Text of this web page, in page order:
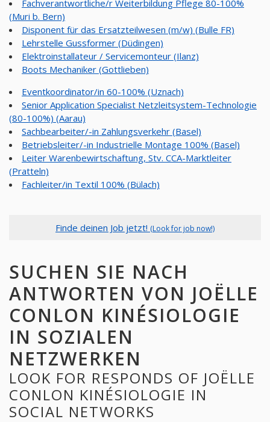
Fachverantwortliche/r Weiterbildung Pflege 80-100%
(Muri b. Bern)
Disponent für das Ersatzteilwesen (m/w) (Bulle FR)
Lehrstelle Gussformer (Düdingen)
Elektroinstallateur / Servicemonteur (Ilanz)
Boots Mechaniker (Gottlieben)
Eventkoordinator/in 60-100% (Uznach)
Senior Application Specialist Netzleitsystem-Technologie
(80-100%) (Aarau)
Sachbearbeiter/-in Zahlungsverkehr (Basel)
Betriebsleiter/-in Industrielle Montage 100% (Basel)
Leiter Warenbewirtschaftung, Stv. CCA-Marktleiter
(Pratteln)
Fachleiter/in Textil 100% (Bülach)
Finde deinen Job jetzt! (Look for job now!)
SUCHEN SIE NACH
ANTWORTEN VON JOËLLE
CONLON KINÉSIOLOGIE
IN SOZIALEN
NETZWERKEN
LOOK FOR RESPONDS OF JOËLLE
CONLON KINÉSIOLOGIE IN
SOCIAL NETWORKS